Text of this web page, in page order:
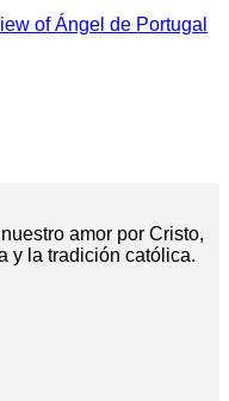
amor por Cristo,
y la tradición católica.